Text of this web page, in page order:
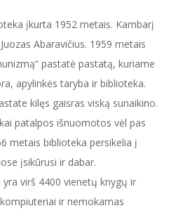
įkurta 1952 metais. Kambarį
Abaravičius. 1959 metais
pastatė pastatą, kuriame
apylinkės taryba ir biblioteka.
kilęs gaisras viską sunaikino.
patalpos išnuomotos vėl pas
metais biblioteka persikelia į
įsikūrusi ir dabar.
virš 4400 vienetų knygų ir
ir nemokamas